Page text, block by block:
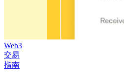
Web3
交易
指南